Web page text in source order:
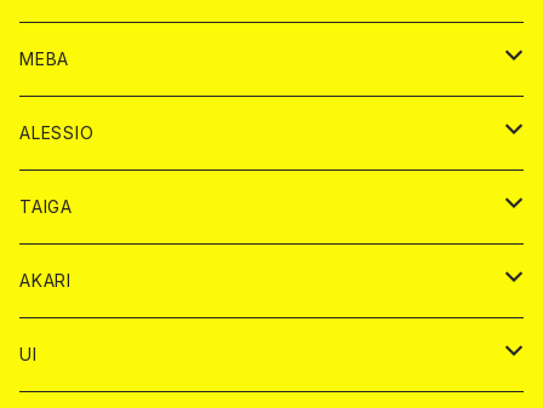
プレミアム カード
１ドリンクカード
ショット
チェキ カード
チェキ １５００円
ヴーヴクリコ カード
ノーマル カード
プレミアム カード
ドリンク カード
１ドリンク カード
ショット
チェキ カード
チェキ １５００円
1ドリンク
ショット
チェキ
BAIKA
ドリンク
シャンパン
ショット
チェキ
BAIKA
MEBA
ドリンク
シャンパンカード
ドリンクカード
チップ
チェキ
ALESSIO
ドリンク
シャンパン
1ドリンク
チップ
TAIGA
ドリンク
シャンパン
チップ
AKARI
ドリンク
UI